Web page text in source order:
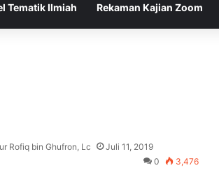
Tematik Ilmiah Rekaman Kajian Zoom
Rofiq bin Ghufron, Lc
Juli 11, 2019
0
3,476